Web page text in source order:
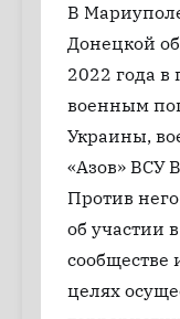
В
Донецкой
2022 года в
военным
Украины,
«Азов» ВСУ
Против
об участии
сообществе
целях